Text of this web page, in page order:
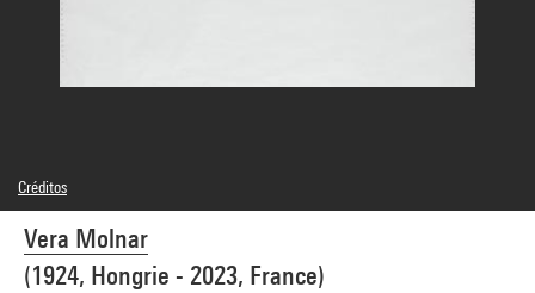
Vera Molnar
(1924, Hongrie - 2023, France)
Créditos
© Adagp, Paris
Créditos fotográficos : Centre Pompidou, MNAM-CCI/Georges Meguerditchian/Dist.
GrandPalaisRmn
Referencia de la imagen : 4N54807